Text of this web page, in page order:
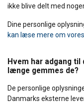
ikke blive delt med
Dine personlige
kan læse mere om
Hvem har adgang
længe gemmes de?
De personlige
Danmarks eksterne